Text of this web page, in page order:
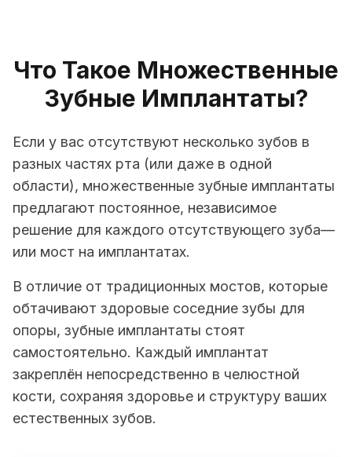
Что Такое Множественные
Зубные Имплантаты?
Если у вас отсутствуют несколько зубов в
разных частях рта (или даже в одной
области), множественные зубные имплантаты
предлагают постоянное, независимое
решение для каждого отсутствующего зуба—
или мост на имплантатах.
В отличие от традиционных мостов, которые
обтачивают здоровые соседние зубы для
опоры, зубные имплантаты стоят
самостоятельно. Каждый имплантат
закреплён непосредственно в челюстной
кости, сохраняя здоровье и структуру ваших
естественных зубов.